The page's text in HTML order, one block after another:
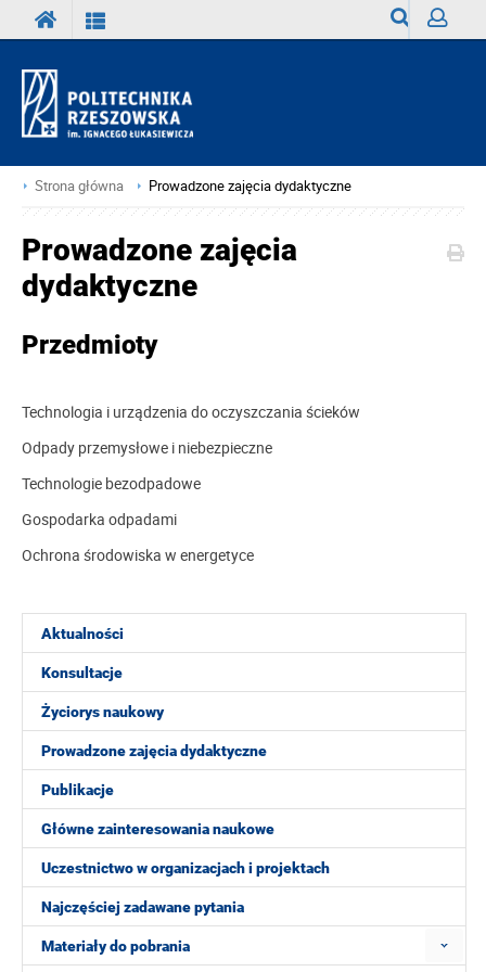
Strona główna Prowadzone zajęcia dydaktyczne
Aktualności
Konsultacje
Życiorys naukowy
Prowadzone zajęcia dydaktyczne
Publikacje
Główne zainteresowania naukowe
Uczestnictwo w organizacjach i projektach
Najczęściej zadawane pytania
Materiały do pobrania
Prowadzone zajęcia
dydaktyczne
Przedmioty
Technologia i urządzenia do oczyszczania ścieków
Odpady przemysłowe i niebezpieczne
Technologie bezodpadowe
Gospodarka odpadami
Ochrona środowiska w energetyce